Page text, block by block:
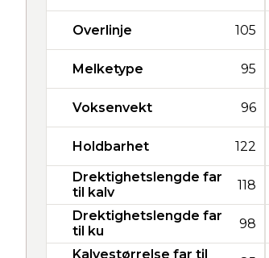
Overlinje 105
Melketype 95
Voksenvekt 96
Holdbarhet 122
Drektighetslengde far
til kalv
118
Drektighetslengde far
til ku
98
Kalvestørrelse far til